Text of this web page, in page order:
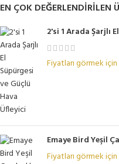
EN ÇOK DEĞERLENDIRILEN
2'si 1 Arada Şarjlı
Fiyatları görmek için
Emaye Bird Yeşil
Fiyatları görmek için